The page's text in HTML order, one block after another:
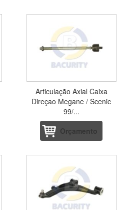
Articulação Axial Caixa
Direçao Megane / Scenic
99/...
Orçamento